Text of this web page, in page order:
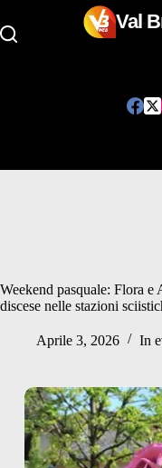
Val
Weekend pasquale: Flora
discese nelle stazioni
Aprile 3, 2026 In